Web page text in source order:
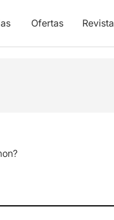
Ofertas Revista